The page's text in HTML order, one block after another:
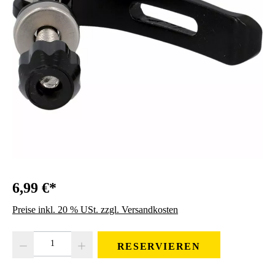
6,99 €*
Preise inkl. 20 % USt. zzgl. Versandkosten
RESERVIEREN